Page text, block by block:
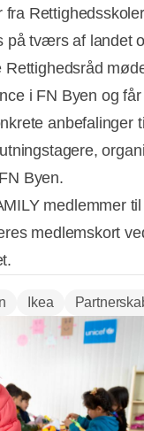
på tværs af landet
Rettighedsråd
i FN Byen og
anbefalinger
Byen.
medlemmer
medlemskort
Ikea